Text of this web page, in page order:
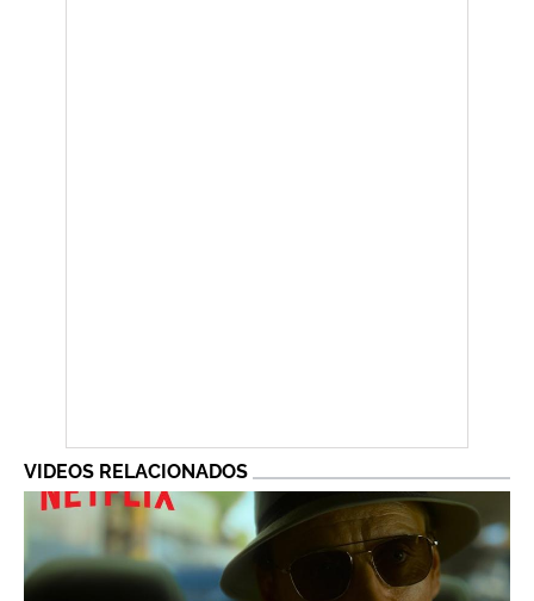
VIDEOS RELACIONADOS